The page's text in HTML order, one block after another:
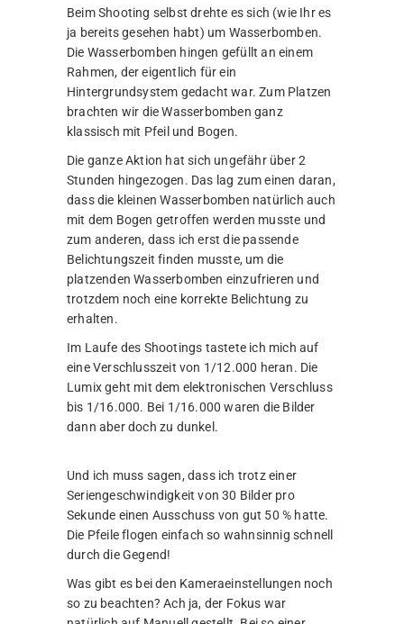
Beim Shooting selbst drehte es sich (wie Ihr es
ja bereits gesehen habt) um Wasserbomben.
Die Wasserbomben hingen gefüllt an einem
Rahmen, der eigentlich für ein
Hintergrundsystem gedacht war. Zum Platzen
brachten wir die Wasserbomben ganz
klassisch mit Pfeil und Bogen.
Die ganze Aktion hat sich ungefähr über 2
Stunden hingezogen. Das lag zum einen daran,
dass die kleinen Wasserbomben natürlich auch
mit dem Bogen getroffen werden musste und
zum anderen, dass ich erst die passende
Belichtungszeit finden musste, um die
platzenden Wasserbomben einzufrieren und
trotzdem noch eine korrekte Belichtung zu
erhalten.
Im Laufe des Shootings tastete ich mich auf
eine Verschlusszeit von 1/12.000 heran. Die
Lumix geht mit dem elektronischen Verschluss
bis 1/16.000. Bei 1/16.000 waren die Bilder
dann aber doch zu dunkel.
Und ich muss sagen, dass ich trotz einer
Seriengeschwindigkeit von 30 Bilder pro
Sekunde einen Ausschuss von gut 50 % hatte.
Die Pfeile flogen einfach so wahnsinnig schnell
durch die Gegend!
Was gibt es bei den Kameraeinstellungen noch
so zu beachten? Ach ja, der Fokus war